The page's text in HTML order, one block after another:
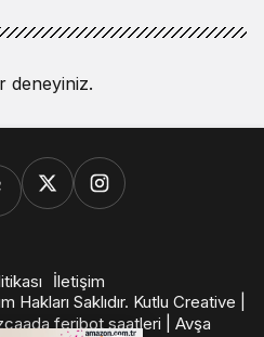
deneyiniz.
İletişim
Hakları Saklıdır. Kutlu Creative
feribot saatleri
Avşa